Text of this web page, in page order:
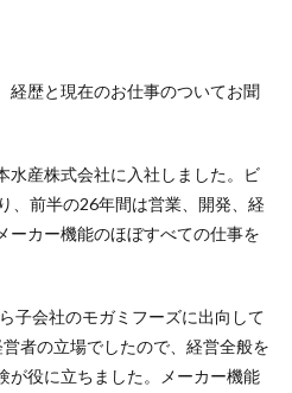
経歴と現在のお仕事のついてお聞
水産株式会社に入社しました。ビ
、前半の26年間は営業、開発、経
ーカー機能のほぼすべての仕事を
子会社のモガミフーズに出向して
者の立場でしたので、経営全般を
が役に立ちました。メーカー機能